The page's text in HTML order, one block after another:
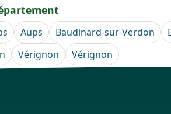
Aups Baudinard-sur-Verdon
Vérignon Vérignon